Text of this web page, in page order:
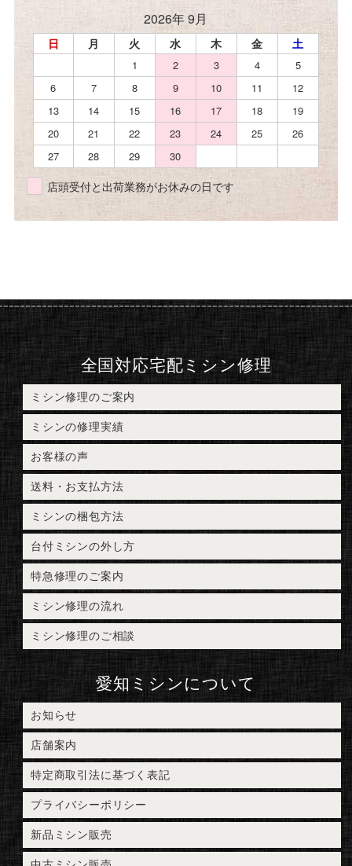
2026年 9月
日 月 火 水 木 金 土
1 2 3 4
5
6
7 8 9 10 11
12
13
14 15 16 17 18
19
20
21 22 23 24 25
26
27
28 29 30
店頭受付と出荷業務がお休みの日です
全国対応宅配ミシン修理
ミシン修理のご案内
ミシンの修理実績
お客様の声
送料・お支払方法
ミシンの梱包方法
台付ミシンの外し方
特急修理のご案内
ミシン修理の流れ
ミシン修理のご相談
愛知ミシンについて
お知らせ
店舗案内
特定商取引法に基づく表記
プライバシーポリシー
新品ミシン販売